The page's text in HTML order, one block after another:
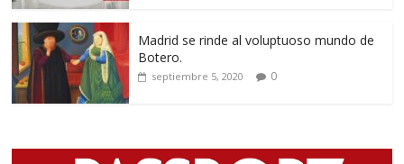
Madrid se rinde al voluptuoso mundo de
Botero.
septiembre 5, 2020 0